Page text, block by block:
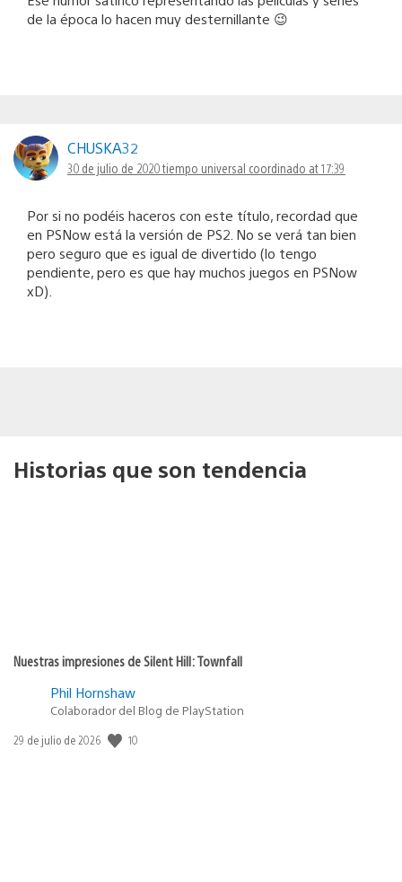
de la época lo hacen muy desternillante 😉
CHUSKA32
30 de julio de 2020 tiempo universal coordinado at 17:39
Por si no podéis haceros con este título, recordad que
en PSNow está la versión de PS2. No se verá tan bien
pero seguro que es igual de divertido (lo tengo
pendiente, pero es que hay muchos juegos en PSNow
xD).
Historias que son tendencia
Nuestras impresiones de Silent Hill: Townfall
Phil Hornshaw
Colaborador del Blog de PlayStation
Fecha
29 de julio de 2026 10